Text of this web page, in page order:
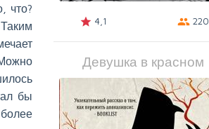
что?
бы
grade 4,1 group 220
Девушка в красном